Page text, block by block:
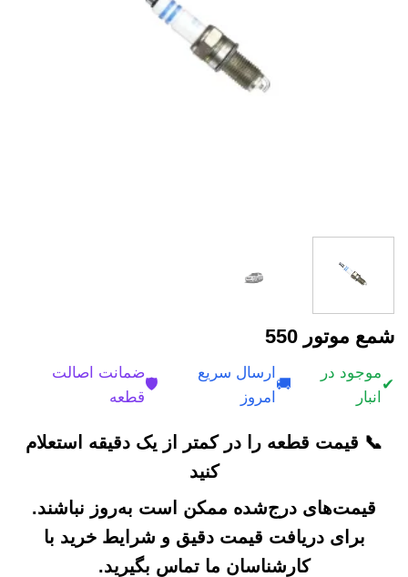
شمع موتور 550
✔
موجود در
انبار
🚚
ارسال سریع
امروز
🛡️
ضمانت اصالت
قطعه
📞 قیمت قطعه را در کمتر از یک دقیقه استعلام
کنید
قیمت‌های درج‌شده ممکن است به‌روز نباشند.
برای دریافت قیمت دقیق و شرایط خرید با
کارشناسان ما تماس بگیرید.